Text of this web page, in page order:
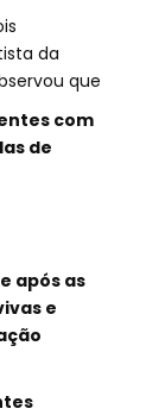
da
que
com
de
após as
e